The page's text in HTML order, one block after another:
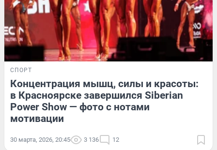
СПОРТ
Концентрация мышц, силы и красоты:
в Красноярске завершился Siberian
Power Show — фото с нотами
мотивации
30 марта, 2026, 20:45 3 136 12